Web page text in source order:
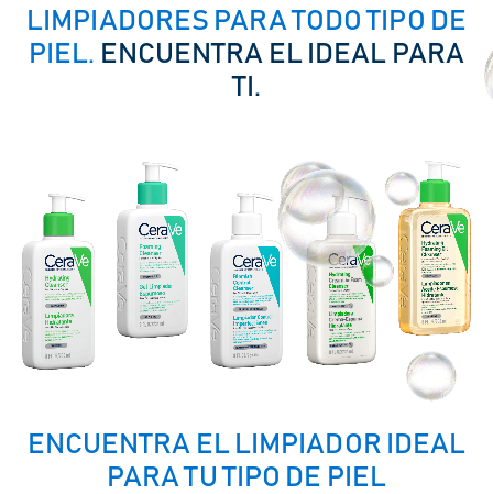
LIMPIADORES PARA TODO TIPO DE
PIEL. ENCUENTRA EL IDEAL PARA
TI.
ENCUENTRA EL LIMPIADOR IDEAL
PARA TU TIPO DE PIEL